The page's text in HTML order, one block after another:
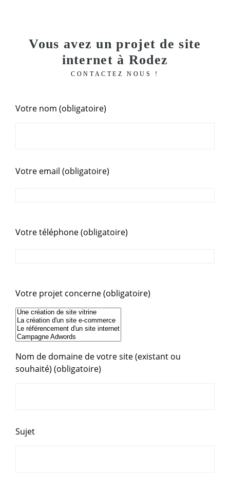
Vous avez un projet de site
internet à Rodez
CONTACTEZ NOUS !
Votre nom (obligatoire)
Votre email (obligatoire)
Votre téléphone (obligatoire)
Votre projet concerne (obligatoire)
Nom de domaine de votre site (existant ou
souhaité) (obligatoire)
Sujet